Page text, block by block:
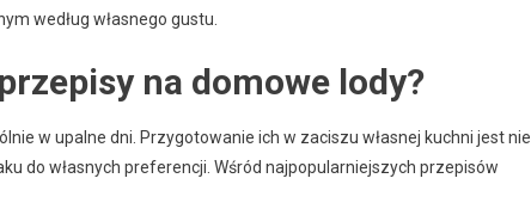
według własnego gustu.
na domowe lody?
w upalne dni. Przygotowanie ich w zaciszu własnej kuchni jest nie
do własnych preferencji. Wśród najpopularniejszych przepisów